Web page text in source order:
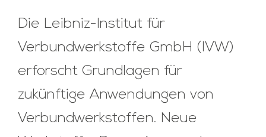
Die Leibniz-Institut für
Verbundwerkstoffe GmbH (IVW)
erforscht Grundlagen für
zukünftige Anwendungen von
Verbundwerkstoffen. Neue